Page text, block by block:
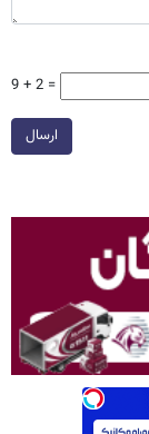
9 + 2 =
ارسال